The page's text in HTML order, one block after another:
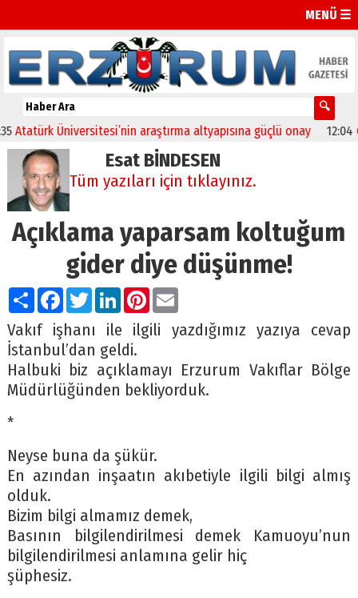
MENÜ ☰
Üniversitesi’nin araştırma altyapısına güçlü onay 12:04
Esat BİNDESEN
Tüm yazıları için tıklayınız.
Açıklama yaparsam koltuğum
gider diye düşünme!
PaylaşFacebook
TwitterLinkedIn
Pinterest
Email
Vakıf işhanı ile ilgili yazdığımız yazıya cevap
İstanbul’dan geldi.
Halbuki biz açıklamayı Erzurum Vakıflar Bölge
Müdürlüğünden bekliyorduk.
*
Neyse buna da şükür.
En azından inşaatın akıbetiyle ilgili bilgi almış
olduk.
Bizim bilgi almamız demek,
Basının bilgilendirilmesi demek Kamuoyu’nun
bilgilendirilmesi anlamına gelir hiç
şüphesiz.